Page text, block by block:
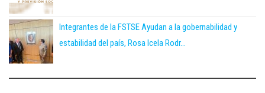
Integrantes de la FSTSE Ayudan a la gobernabilidad y
estabilidad del país, Rosa Icela Rodr...